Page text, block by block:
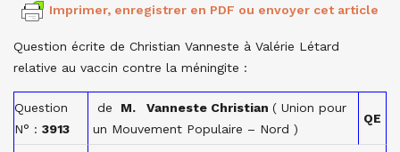
Imprimer, enregistrer en PDF ou envoyer cet article
Question écrite de Christian Vanneste à Valérie Létard
relative au vaccin contre la méningite :
Question
N° : 3913
de M. Vanneste Christian ( Union pour
un Mouvement Populaire – Nord )
QE